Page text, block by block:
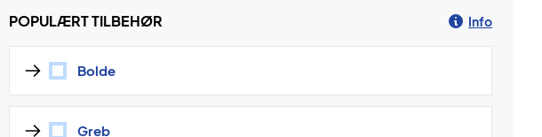
POPULÆRT TILBEHØR Info
Bolde
Greb